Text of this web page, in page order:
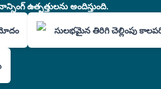
ఉత్పత్తులను అందిస్తుంది.
సులభమైన తిరిగి చెల్లింపు